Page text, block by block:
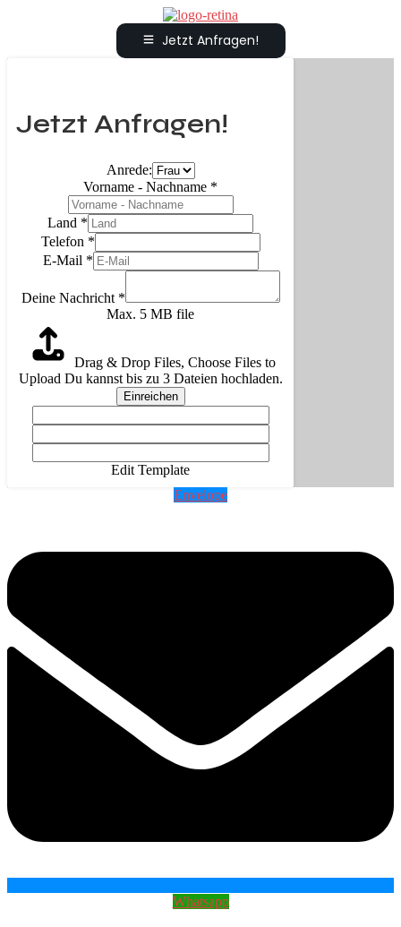
Jetzt Anfragen!
Jetzt Anfragen!
Anrede:
Vorname - Nachname *
Land *
Telefon *
E-Mail *
Deine Nachricht *
Max. 5 MB file
Drag & Drop Files, Choose Files to
Upload Du kannst bis zu 3 Dateien hochladen.
Einreichen
Edit Template
Envelope
Whatsapp